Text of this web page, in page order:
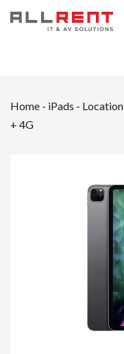
Home - iPads - Location
+ 4G